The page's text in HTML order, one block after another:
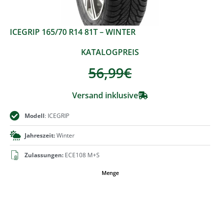
ICEGRIP 165/70 R14 81T – WINTER
KATALOGPREIS
56,99€
Versand inklusive
Modell: ICEGRIP
Jahreszeit:Winter
Zulassungen: ECE108 M+S
Menge